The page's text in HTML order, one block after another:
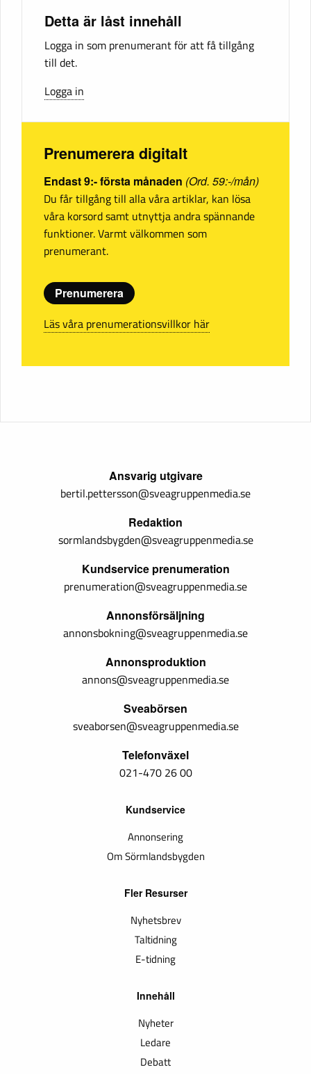
Detta är låst innehåll
Logga in som prenumerant för att få tillgång
till det.
Logga in
Prenumerera digitalt
Endast 9:- första månaden (Ord. 59:-/mån)
Du får tillgång till alla våra artiklar, kan lösa
våra korsord samt utnyttja andra spännande
funktioner. Varmt välkommen som
prenumerant.
Prenumerera
Läs våra prenumerationsvillkor här
Ansvarig utgivare
bertil.pettersson@sveagruppenmedia.se
Redaktion
sormlandsbygden@sveagruppenmedia.se
Kundservice prenumeration
prenumeration@sveagruppenmedia.se
Annonsförsäljning
annonsbokning@sveagruppenmedia.se
Annonsproduktion
annons@sveagruppenmedia.se
Sveabörsen
sveaborsen@sveagruppenmedia.se
Telefonväxel
021-470 26 00
Kundservice
Annonsering
Om Sörmlandsbygden
Fler Resurser
Nyhetsbrev
Taltidning
E-tidning
Innehåll
Nyheter
Ledare
Debatt